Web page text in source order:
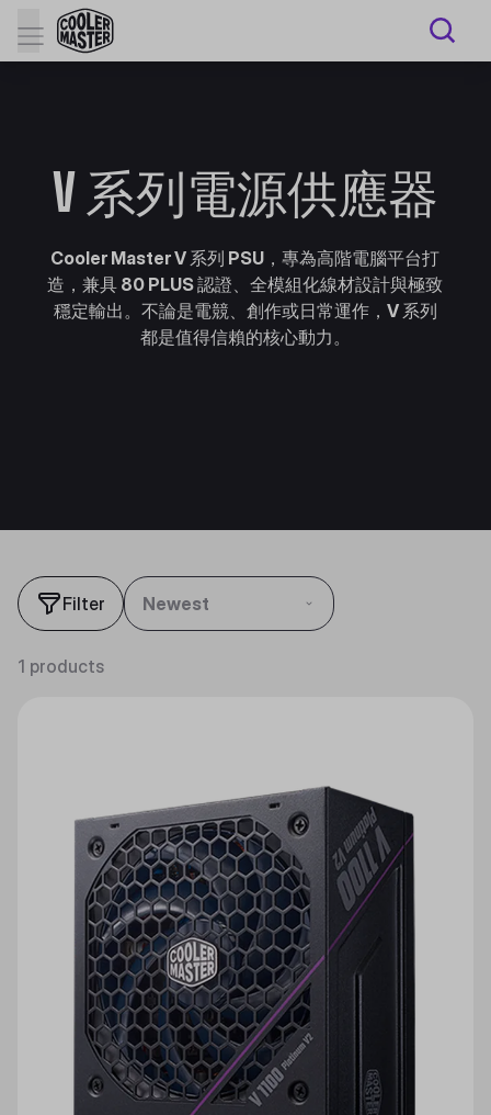
V 系列電源供應器
Cooler Master V 系列 PSU，專為高階電腦平台打
造，兼具 80 PLUS 認證、全模組化線材設計與極致
穩定輸出。不論是電競、創作或日常運作，V 系列
都是值得信賴的核心動力。
Filter Newest
1 products